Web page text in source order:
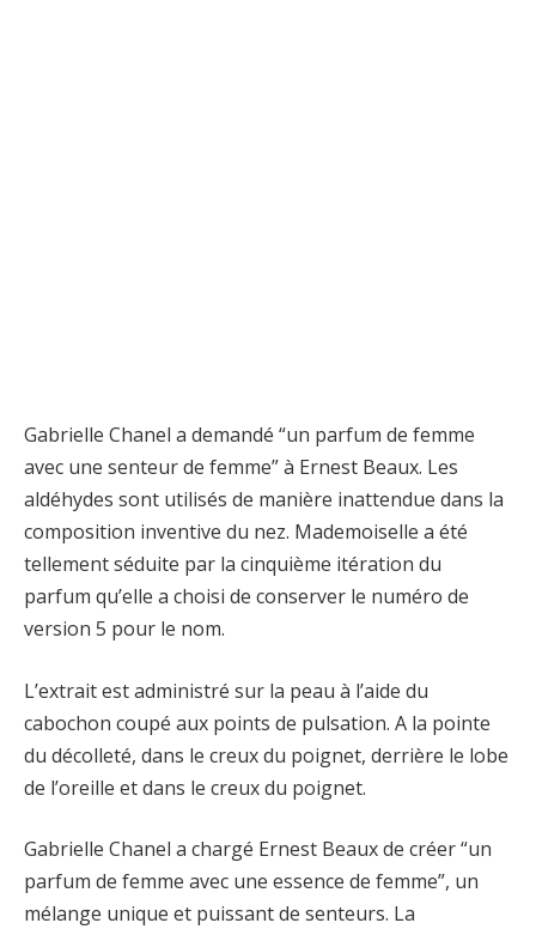
Gabrielle Chanel a demandé “un parfum de femme
avec une senteur de femme” à Ernest Beaux. Les
aldéhydes sont utilisés de manière inattendue dans la
composition inventive du nez. Mademoiselle a été
tellement séduite par la cinquième itération du
parfum qu’elle a choisi de conserver le numéro de
version 5 pour le nom.
L’extrait est administré sur la peau à l’aide du
cabochon coupé aux points de pulsation. A la pointe
du décolleté, dans le creux du poignet, derrière le lobe
de l’oreille et dans le creux du poignet.
Gabrielle Chanel a chargé Ernest Beaux de créer “un
parfum de femme avec une essence de femme”, un
mélange unique et puissant de senteurs. La